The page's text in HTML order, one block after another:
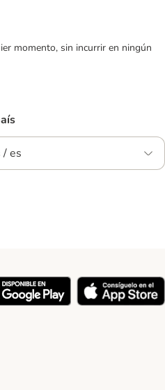
momento, sin incurrir en ningún
/ es